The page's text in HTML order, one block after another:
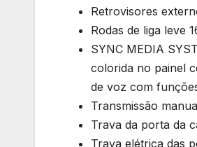
Retrovisores
Rodas de liga leve
SYNC MEDIA
colorida no painel
de voz com
Transmissão
Trava da porta da
Trava elétrica das